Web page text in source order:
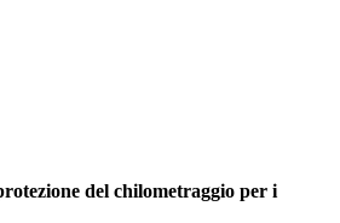
del chilometraggio per i